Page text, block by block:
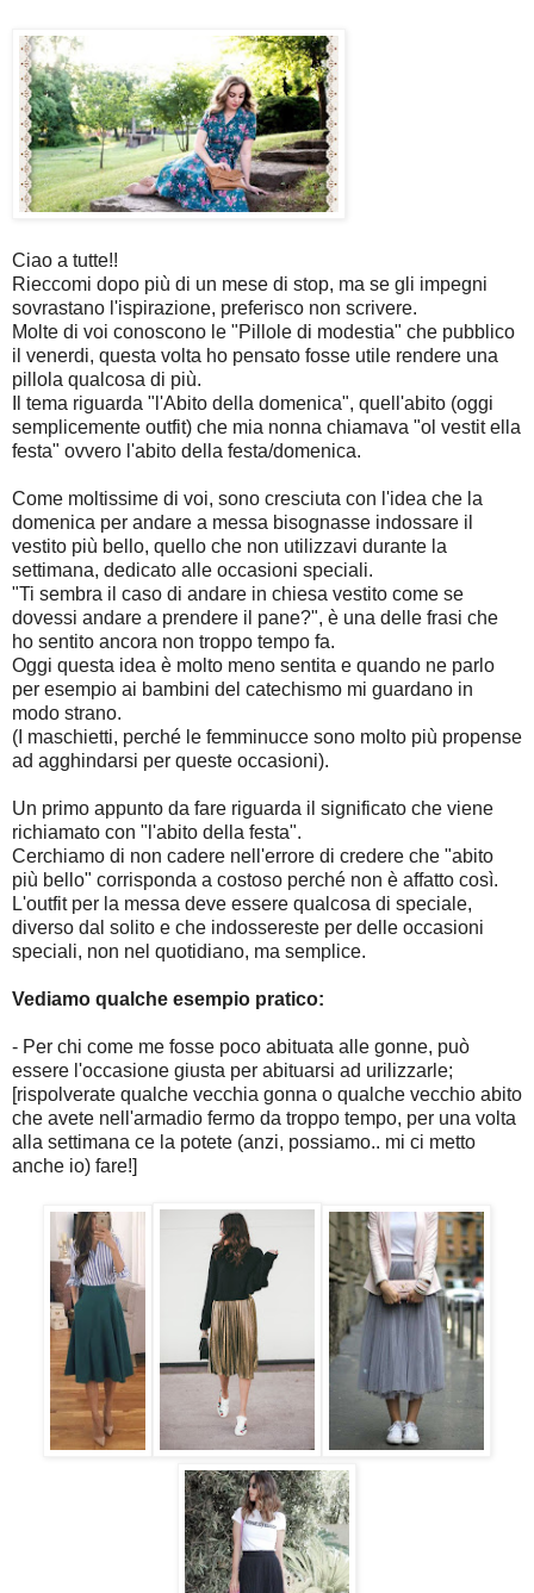
Ciao a tutte!!
Rieccomi dopo più di un mese di stop, ma se gli impegni
sovrastano l'ispirazione, preferisco non scrivere.
Molte di voi conoscono le "Pillole di modestia" che pubblico
il venerdi, questa volta ho pensato fosse utile rendere una
pillola qualcosa di più.
Il tema riguarda "l'Abito della domenica", quell'abito (oggi
semplicemente outfit) che mia nonna chiamava "ol vestit ella
festa" ovvero l'abito della festa/domenica.
Come moltissime di voi, sono cresciuta con l'idea che la
domenica per andare a messa bisognasse indossare il
vestito più bello, quello che non utilizzavi durante la
settimana, dedicato alle occasioni speciali.
"Ti sembra il caso di andare in chiesa vestito come se
dovessi andare a prendere il pane?", è una delle frasi che
ho sentito ancora non troppo tempo fa.
Oggi questa idea è molto meno sentita e quando ne parlo
per esempio ai bambini del catechismo mi guardano in
modo strano.
(I maschietti, perché le femminucce sono molto più propense
ad agghindarsi per queste occasioni).
Un primo appunto da fare riguarda il significato che viene
richiamato con "l'abito della festa".
Cerchiamo di non cadere nell'errore di credere che "abito
più bello" corrisponda a costoso perché non è affatto così.
L'outfit per la messa deve essere qualcosa di speciale,
diverso dal solito e che indossereste per delle occasioni
speciali, non nel quotidiano, ma semplice.
Vediamo qualche esempio pratico:
- Per chi come me fosse poco abituata alle gonne, può
essere l'occasione giusta per abituarsi ad urilizzarle;
[rispolverate qualche vecchia gonna o qualche vecchio abito
che avete nell'armadio fermo da troppo tempo, per una volta
alla settimana ce la potete (anzi, possiamo.. mi ci metto
anche io) fare!]